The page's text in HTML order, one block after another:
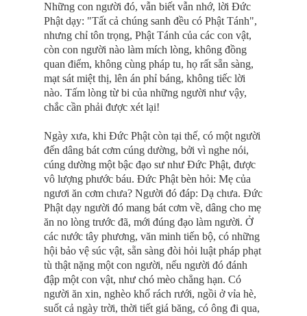
Những con người đó, vẫn biết vẫn nhớ, lời Ðức
Phật dạy: "Tất cả chúng sanh đều có Phật Tánh",
nhưng chỉ tôn trọng, Phật Tánh của các con vật,
còn con người nào làm mích lòng, không đồng
quan điểm, không cùng pháp tu, họ rất sẵn sàng,
mạt sát miệt thị, lên án phỉ báng, không tiếc lời
nào. Tấm lòng từ bi của những người như vậy,
chắc cần phải được xét lại!
Ngày xưa, khi Ðức Phật còn tại thế, có một người
đến dâng bát cơm cúng dường, bởi vì nghe nói,
cúng dường một bậc đạo sư như Ðức Phật, được
vô lượng phước báu. Ðức Phật bèn hỏi: Mẹ của
ngươi ăn cơm chưa? Người đó đáp: Dạ chưa. Ðức
Phật dạy người đó mang bát cơm về, dâng cho mẹ
ăn no lòng trước đã, mới đúng đạo làm người. Ở
các nước tây phương, văn minh tiến bộ, có những
hội bảo vệ súc vật, sẵn sàng đòi hỏi luật pháp phạt
tù thật nặng một con người, nếu người đó đánh
đập một con vật, như chó mèo chẳng hạn. Có
người ăn xin, nghèo khổ rách rưới, ngồi ở vỉa hè,
suốt cả ngày trời, thời tiết giá băng, có ông đi qua,